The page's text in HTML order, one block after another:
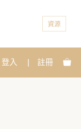
資源
登入 註冊